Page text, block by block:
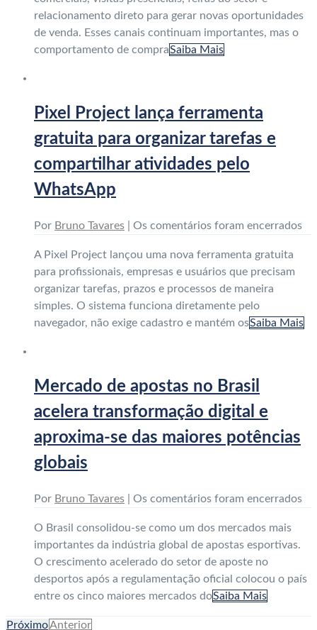
relacionamento direto para gerar novas oportunidades
de venda. Esses canais continuam importantes, mas o
comportamento de compraSaiba Mais
Pixel Project lança ferramenta
gratuita para organizar tarefas e
compartilhar atividades pelo
WhatsApp
Por Bruno Tavares Os comentários foram encerrados
A Pixel Project lançou uma nova ferramenta gratuita
para profissionais, empresas e usuários que precisam
organizar tarefas, prazos e processos de maneira
simples. O sistema funciona diretamente pelo
navegador, não exige cadastro e mantém osSaiba Mais
Mercado de apostas no Brasil
acelera transformação digital e
aproxima-se das maiores potências
globais
Por Bruno Tavares Os comentários foram encerrados
O Brasil consolidou-se como um dos mercados mais
importantes da indústria global de apostas esportivas.
O crescimento acelerado do setor de aposte no
desportos após a regulamentação oficial colocou o país
entre os cinco maiores mercados doSaiba Mais
PróximoAnterior